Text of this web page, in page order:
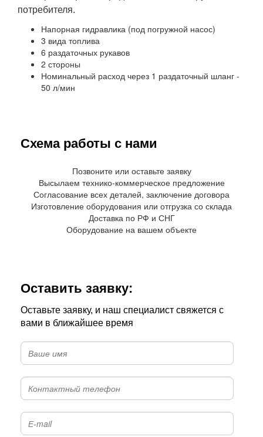
потребителя.
Напорная гидравлика (под погружной насос)
3 вида топлива
6 раздаточных рукавов
2 стороны
Номинальный расход через 1 раздаточный шланг -
50 л/мин
Схема работы с нами
Позвоните или оставьте заявку
Высылаем технико-коммерческое предложение
Согласование всех деталей, заключение договора
Изготовление оборудования или отгрузка со склада
Доставка по РФ и СНГ
Оборудование на вашем объекте
Оставить заявку:
Оставьте заявку, и наш специалист свяжется с
вами в ближайшее время